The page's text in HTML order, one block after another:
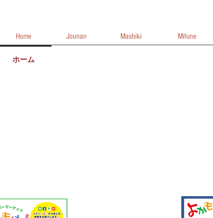
ホーム
Jounan Mashiki
Home Mifune